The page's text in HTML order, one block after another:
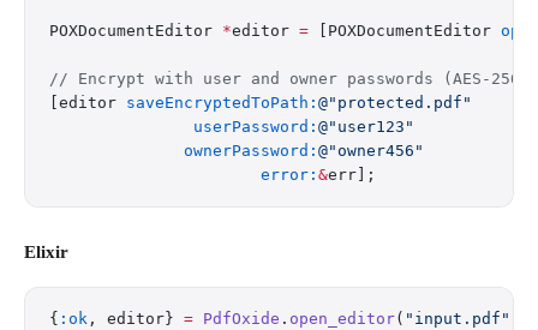
POXDocumentEditor *editor = [POXDocumentEditor
// Encrypt with user and owner passwords (AES-256)
[editor saveEncryptedToPath: @"protected.pdf"
               userPassword:
@"user123"
              ownerPassword:
@"owner456"
                      error:
&err];
Elixir
{ :ok , editor} = PdfOxide . open_editor( "input.pdf"